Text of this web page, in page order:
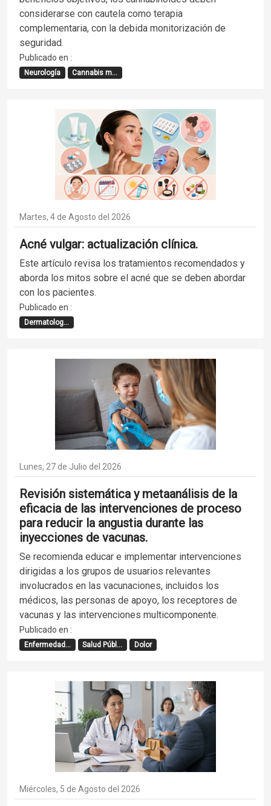
considerarse con cautela como terapia
complementaria, con la debida monitorización de
seguridad.
Publicado en :
Neurología Cannabis m...
Martes, 4 de Agosto del 2026
Acné vulgar: actualización clínica.
Este artículo revisa los tratamientos recomendados y
aborda los mitos sobre el acné que se deben abordar
con los pacientes.
Publicado en :
Dermatolog...
Lunes, 27 de Julio del 2026
Revisión sistemática y metaanálisis de la
eficacia de las intervenciones de proceso
para reducir la angustia durante las
inyecciones de vacunas.
Se recomienda educar e implementar intervenciones
dirigidas a los grupos de usuarios relevantes
involucrados en las vacunaciones, incluidos los
médicos, las personas de apoyo, los receptores de
vacunas y las intervenciones multicomponente.
Publicado en :
Enfermedad... Salud Públ... Dolor
Miércoles, 5 de Agosto del 2026